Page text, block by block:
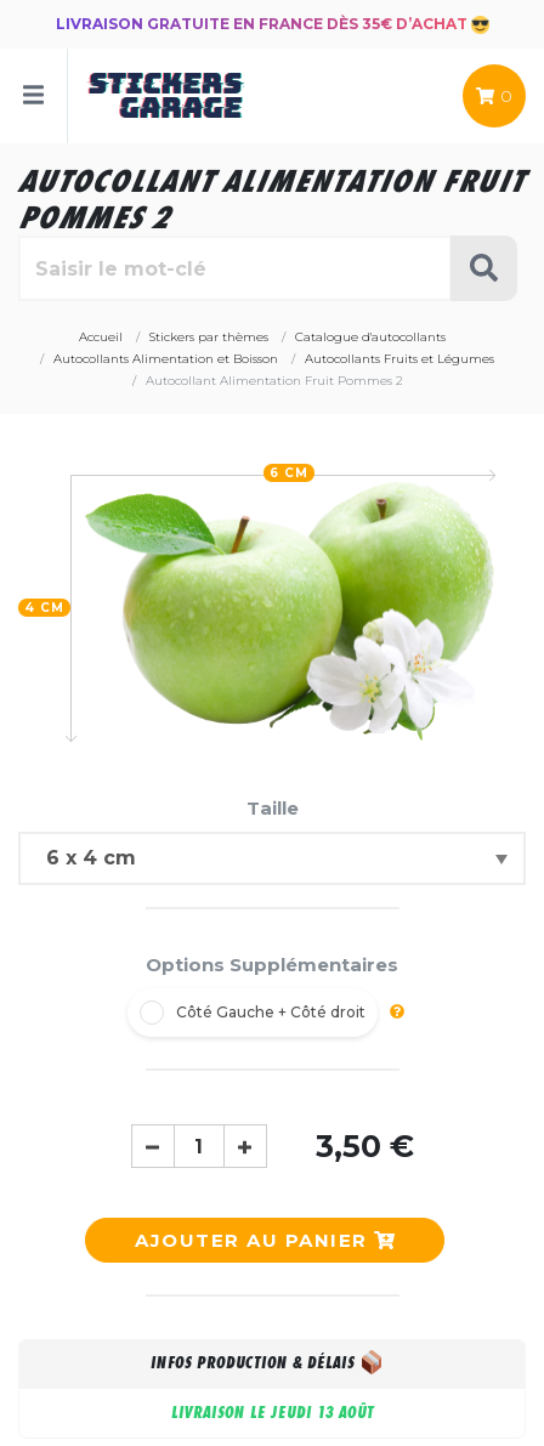
LIVRAISON GRATUITE EN FRANCE DÈS 35€ D’ACHAT
0
AUTOCOLLANT ALIMENTATION FRUIT
POMMES 2
Accueil Stickers par thèmes
Catalogue d'autocollants
Autocollants Alimentation et Boisson
Autocollants Fruits et Légumes
Autocollant Alimentation Fruit Pommes 2
4 CM
6 CM
Taille
Options Supplémentaires
Côté Gauche + Côté droit
3,50 €
AJOUTER AU PANIER
INFOS PRODUCTION & DÉLAIS
LIVRAISON LE JEUDI 13 AOÛT